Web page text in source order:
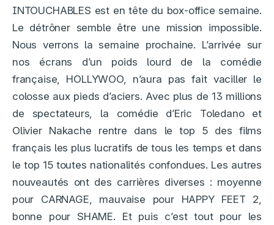
INTOUCHABLES est en tête du box-office semaine.
Le détrôner semble être une mission impossible.
Nous verrons la semaine prochaine. L’arrivée sur
nos écrans d’un poids lourd de la comédie
française, HOLLYWOO, n’aura pas fait vaciller le
colosse aux pieds d’aciers. Avec plus de 13 millions
de spectateurs, la comédie d’Eric Toledano et
Olivier Nakache rentre dans le top 5 des films
français les plus lucratifs de tous les temps et dans
le top 15 toutes nationalités confondues. Les autres
nouveautés ont des carrières diverses : moyenne
pour CARNAGE, mauvaise pour HAPPY FEET 2,
bonne pour SHAME. Et puis c’est tout pour les